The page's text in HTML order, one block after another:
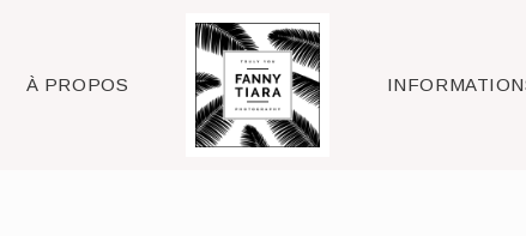
À PROPOS Raleigh